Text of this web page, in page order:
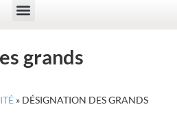
grands
» DÉSIGNATION DES GRANDS